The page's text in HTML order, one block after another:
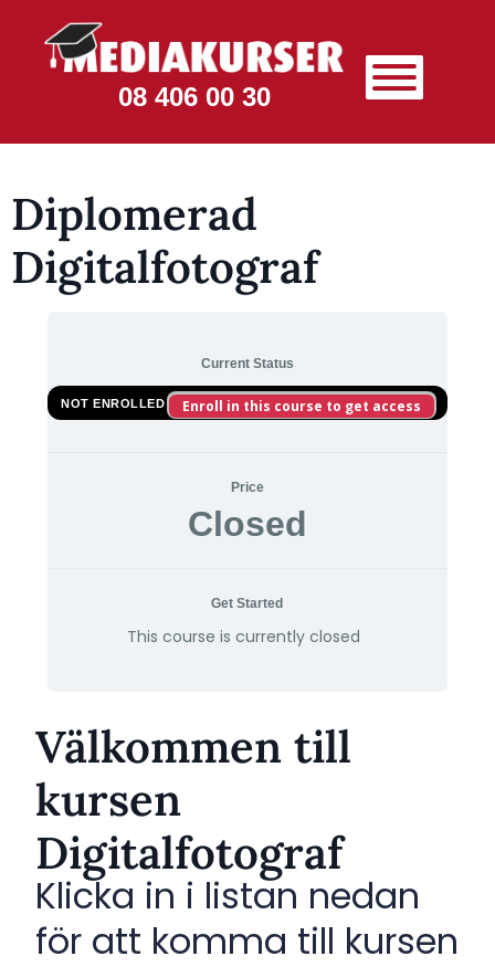
08 406 00 30
Diplomerad
Digitalfotograf
Current Status
NOT ENROLLED Enroll in this course to get access
Price
Closed
Get Started
This course is currently closed
Välkommen till
kursen
Digitalfotograf
Klicka in i listan nedan
för att komma till kursen